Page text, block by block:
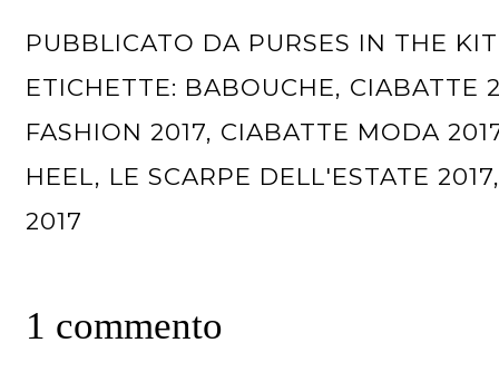
PUBBLICATO DA PURSES IN THE
ETICHETTE: BABOUCHE, CIABATTE
FASHION 2017, CIABATTE MODA
HEEL, LE SCARPE DELL'ESTATE 2017
2017
1 commento